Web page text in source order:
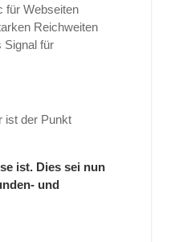
für Webseiten
Reichweiten
Signal für
ist der Punkt
ist. Dies sei nun
und